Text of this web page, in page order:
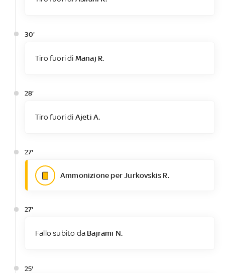
30'
Tiro fuori di Manaj R.
28'
Tiro fuori di Ajeti A.
27'
Ammonizione per Jurkovskis R.
27'
Fallo subito da Bajrami N.
25'